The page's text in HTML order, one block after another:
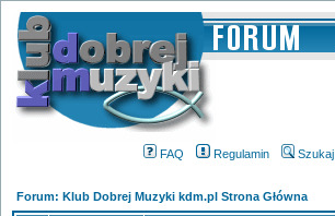
FAQ Regulamin Szukaj
Forum: Klub Dobrej Muzyki kdm.pl Strona Główna